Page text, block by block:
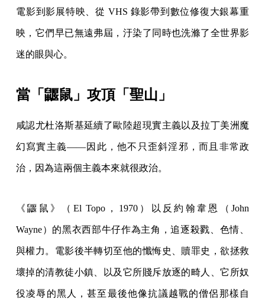
電影到影展特映、從 VHS 錄影帶到數位修復大銀幕重
映，它們早已無遠弗屆，汙染了同時也洗滌了全世界影
迷的眼與心。
當「鼴鼠」攻頂「聖山」
咸認尤杜洛斯基延續了歐陸超現實主義以及拉丁美洲魔
幻寫實主義——因此，他不只歪斜淫邪，而且非常政
治，因為這兩個主義本來就很政治。
《鼴鼠》（El Topo，1970）以反約翰韋恩（John
Wayne）的黑衣西部牛仔作為主角，追逐殺戮、色情、
與權力。電影後半轉切至他的懺悔史、贖罪史，欲拯救
壞掉的清教徒小鎮、以及它所賤斥放逐的畸人、它所奴
役凌辱的黑人，甚至最後他像抗議越戰的僧侶那樣自